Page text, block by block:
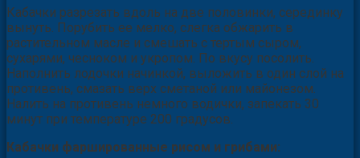
Кабачки разрезать вдоль на две половинки, серединку
вынуть. Порубить ее мелко, слегка обжарить в
растительном масле и смешать с тертым сыром,
сухарями, чесноком и укропом. По вкусу посолить.
Наполнить лодочки начинкой, выложить в один слой на
противень, смазать верх сметаной или майонезом.
Налить на противень немного водички, запекать 30
минут при температуре 200 градусов.
Кабачки фаршированные рисом и грибами: